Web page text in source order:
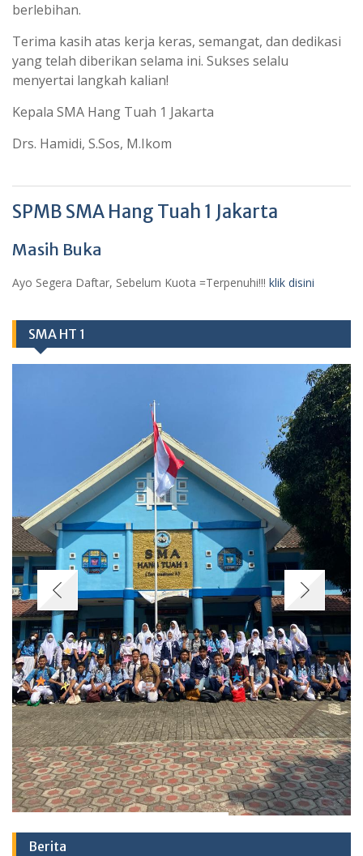
berlebihan.
Terima kasih atas kerja keras, semangat, dan dedikasi
yang telah diberikan selama ini. Sukses selalu
menyertai langkah kalian!
Kepala SMA Hang Tuah 1 Jakarta
Drs. Hamidi, S.Sos, M.Ikom
SPMB SMA Hang Tuah 1 Jakarta
Masih Buka
Ayo Segera Daftar, Sebelum Kuota =Terpenuhi!!! klik disini
SMA HT 1
Berita